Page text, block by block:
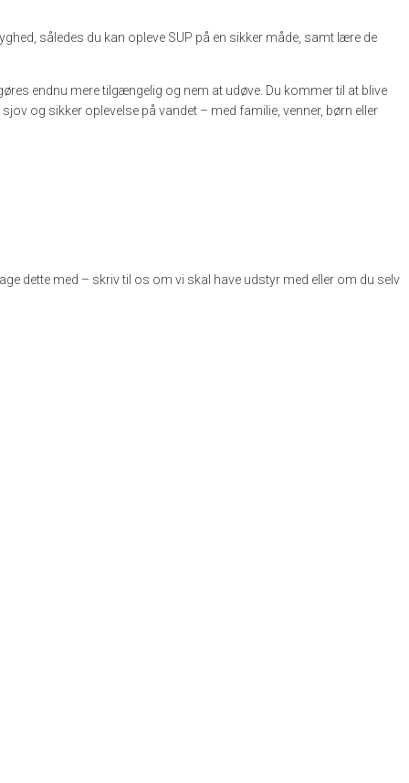
således du kan opleve SUP på en sikker måde, samt lære de
endnu mere tilgængelig og nem at udøve. Du kommer til at blive
og sikker oplevelse på vandet – med familie, venner, børn eller
dette med – skriv til os om vi skal have udstyr med eller om du selv